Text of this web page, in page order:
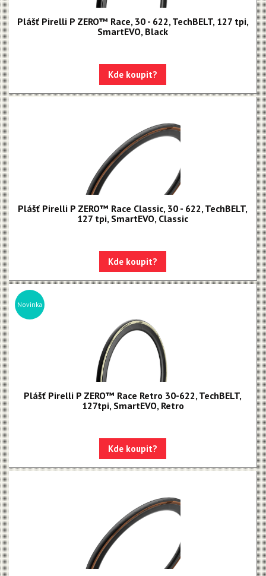
Plášť Pirelli P ZERO™ Race, 30 - 622, TechBELT, 127 tpi,
SmartEVO, Black
Kde koupit?
Plášť Pirelli P ZERO™ Race Classic, 30 - 622, TechBELT,
127 tpi, SmartEVO, Classic
Kde koupit?
Novinka
Plášť Pirelli P ZERO™ Race Retro 30-622, TechBELT,
127tpi, SmartEVO, Retro
Kde koupit?